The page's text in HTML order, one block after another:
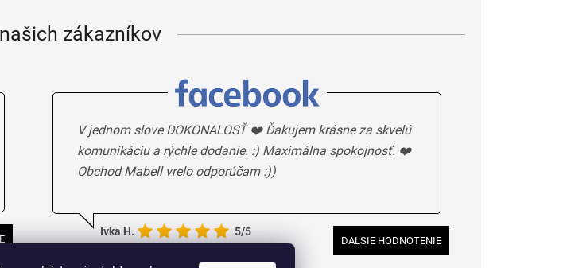
zákazníkov
V jednom slove DOKONALOSŤ ❤️ Ďakujem krásne za skvelú
komunikáciu a rýchle dodanie. :) Maximálna spokojnosť. ❤️
Obchod Mabell vrelo odporúčam :))
Ivka H. 5/5
DALSIE HODNOTENIE